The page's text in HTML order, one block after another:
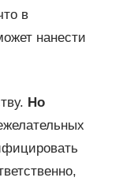
в
нанести
Но